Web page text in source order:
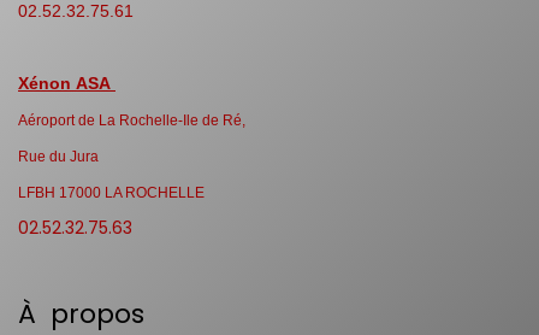
02.52.32.75.61
Xénon ASA
Aéroport de La Rochelle-Ile de Ré,
Rue du Jura
LFBH 17000 LA ROCHELLE
02.52.32.75.63
À propos